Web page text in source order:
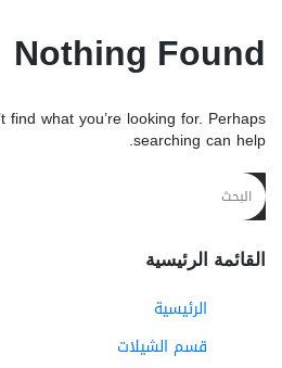
Nothing Found
find what you’re looking for. Perhaps
searching can help.
القائمة الرئيسية
الرئيسية
قسم الشيلات